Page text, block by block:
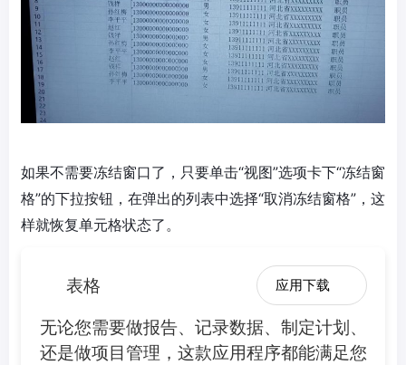
如果不需要冻结窗口了，只要单击“视图”选项卡下“冻结窗
格”的下拉按钮，在弹出的列表中选择“取消冻结窗格”，这
样就恢复单元格状态了。
表格 应用下载
无论您需要做报告、记录数据、制定计划、
还是做项目管理，这款应用程序都能满足您